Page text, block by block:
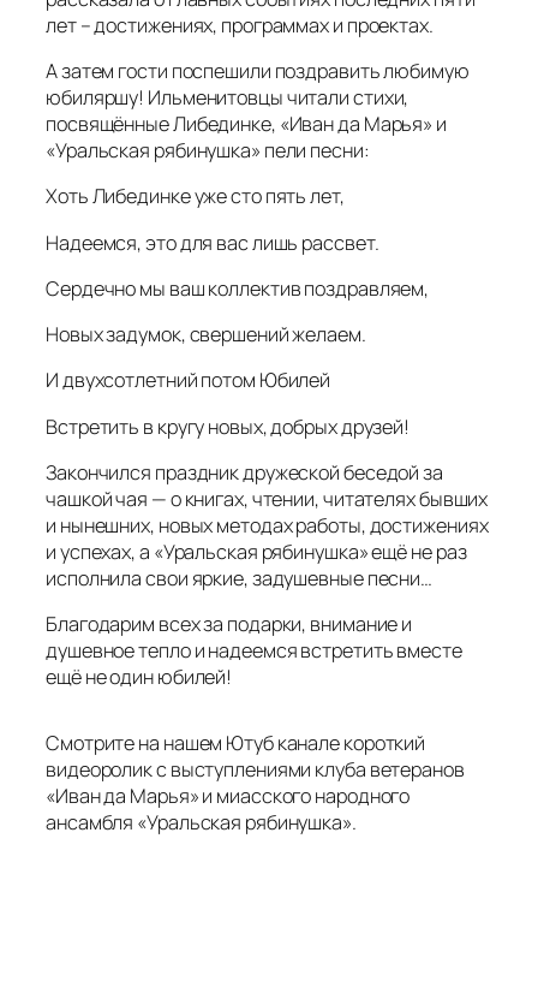
лет – достижениях, программах и проектах.
А затем гости поспешили поздравить любимую
юбиляршу! Ильменитовцы читали стихи,
посвящённые Либединке, «Иван да Марья» и
«Уральская рябинушка» пели песни:
Хоть Либединке уже сто пять лет,
Надеемся, это для вас лишь рассвет.
Сердечно мы ваш коллектив поздравляем,
Новых задумок, свершений желаем.
И двухсотлетний потом Юбилей
Встретить в кругу новых, добрых друзей!
Закончился праздник дружеской беседой за
чашкой чая — о книгах, чтении, читателях бывших
и нынешних, новых методах работы, достижениях
и успехах, а «Уральская рябинушка» ещё не раз
исполнила свои яркие, задушевные песни…
Благодарим всех за подарки, внимание и
душевное тепло и надеемся встретить вместе
ещё не один юбилей!
Смотрите на нашем Ютуб канале короткий
видеоролик с выступлениями клуба ветеранов
«Иван да Марья» и миасского народного
ансамбля «Уральская рябинушка».